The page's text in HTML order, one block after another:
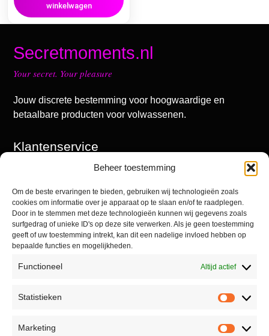
Beheer toestemming
Om de beste ervaringen te bieden, gebruiken wij technologieën zoals
cookies om informatie over je apparaat op te slaan en/of te raadplegen.
Door in te stemmen met deze technologieën kunnen wij gegevens zoals
surfgedrag of unieke ID's op deze site verwerken. Als je geen toestemming
geeft of uw toestemming intrekt, kan dit een nadelige invloed hebben op
bepaalde functies en mogelijkheden.
Functioneel Altijd actief
Statistieken
Marketing
winkelwagen
Secretmoments.nl
Your secret. Your pleasure
Jouw discrete bestemming voor hoogwaardige en
betaalbare producten voor volwassenen.
Klantenservice
Winkel
Contact
Informatie
Privacyverklaring